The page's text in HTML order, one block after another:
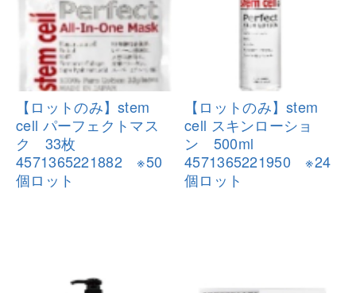
【ロットのみ】stem
cell パーフェ クトマス
ク 33枚
4571365221882 ※50
個ロット
【ロットのみ】stem
cell スキンローショ
ン 500ml
4571365221950 ※24
個ロット